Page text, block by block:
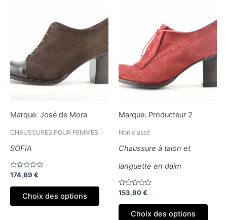
Marque: José de Mora
CHAUSSURES POUR FEMMES
SOFIA
Note
sur
174,89 €
Choix des options
produit
a
plusieurs
variations.
options
choisies
produit
Marque: Producteur 2
Non classé
Chaussure à talon et
languette en daim
Note
sur
153,90€
Choix des options
a